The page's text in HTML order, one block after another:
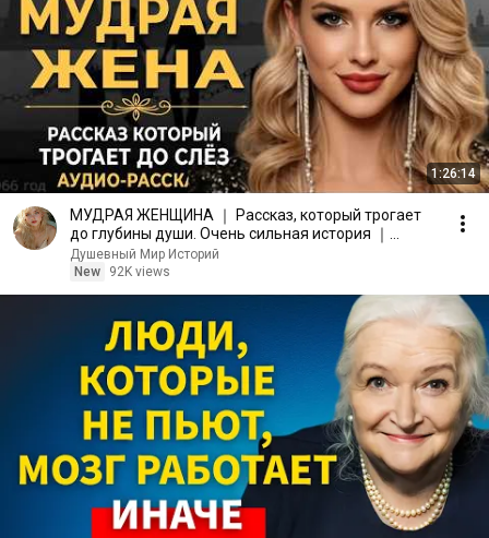
1:26:14
МУДРАЯ ЖЕНЩИНА ｜ Рассказ, который трогает
до глубины души. Очень сильная история ｜
Аудио рассказ.
Душевный Мир Историй
New
92K views